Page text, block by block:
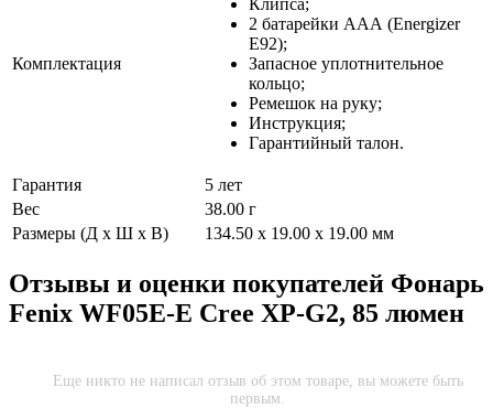
Комплектация
Клипса;
2 батарейки ААА (Energizer
E92);
Запасное уплотнительное
кольцо;
Ремешок на руку;
Инструкция;
Гарантийный талон.
Гарантия
5 лет
Вес
38.00 г
Размеры (Д х Ш х В)
134.50 x 19.00 x 19.00 мм
Отзывы и оценки покупателей Фонарь
Fenix WF05E-E Cree XP-G2, 85 люмен
Еще никто не написал отзыв об этом товаре, вы можете быть
первым.